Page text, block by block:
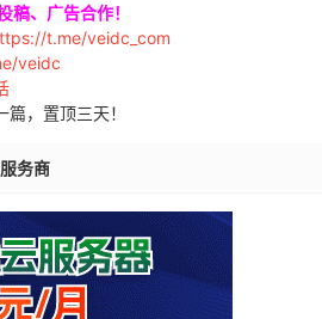
稿、广告合作！
t.me/veidc_com
veidc
篇，置顶三天！
务商